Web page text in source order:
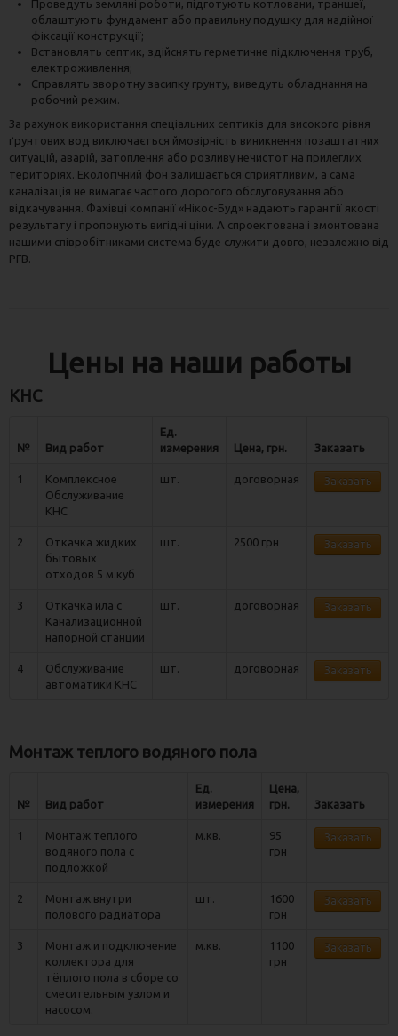
Проведуть земляні роботи, підготують котловани, траншеї,
облаштують фундамент або правильну подушку для надійної
фіксації конструкції;
Встановлять септик, здійснять герметичне підключення труб,
електроживлення;
Справлять зворотну засипку грунту, виведуть обладнання на
робочий режим.
За рахунок використання спеціальних септиків для високого рівня
ґрунтових вод виключається ймовірність виникнення позаштатних
ситуацій, аварій, затоплення або розливу нечистот на прилеглих
територіях. Екологічний фон залишається сприятливим, а сама
каналізація не вимагає частого дорогого обслуговування або
відкачування. Фахівці компанії «Нікос-Буд» надають гарантії якості
результату і пропонують вигідні ціни. А спроектована і змонтована
нашими співробітниками система буде служити довго, незалежно від
РГВ.
Цены на наши работы
КНС
№ Вид работ
Ед.
измерения
Цена, грн. Заказать
1
Комплексное
Обслуживание
КНС
шт. договорная Заказать
2
Откачка жидких
бытовых
отходов 5 м.куб
шт. 2500 грн Заказать
3
Откачка ила с
Канализационной
напорной станции
шт. договорная Заказать
4
Обслуживание
автоматики КНС
шт. договорная Заказать
Монтаж теплого водяного пола
№ Вид работ
Ед.
измерения
Цена,
грн.
Заказать
1
Монтаж теплого
водяного пола с
подложкой
м.кв.
95
грн
Заказать
2
Монтаж внутри
полового радиатора
шт.
1600
грн
Заказать
3
Монтаж и подключение
коллектора для
тёплого пола в сборе со
смесительным узлом и
насосом.
м.кв.
1100
грн
Заказать